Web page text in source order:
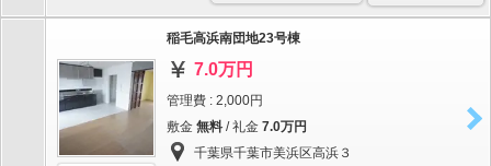
稲毛高浜南団地23号棟
7.0万円
管理費 : 2,000円
敷金 無料 / 礼金 7.0万円
千葉県千葉市美浜区高浜３